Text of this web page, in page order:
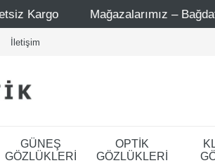
Mağazalarımız – Bağdat Caddesi 1 -
İletişim
GÜNEŞ
GÖZLÜKLERİ
OPTİK
GÖZLÜKLERİ